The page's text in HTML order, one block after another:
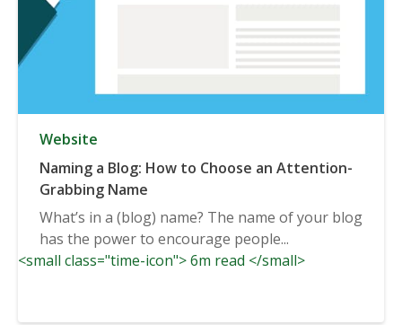
Website
Naming a Blog: How to Choose an Attention-
Grabbing Name
What’s in a (blog) name? The name of your blog
has the power to encourage people...
<small class="time-icon"> 6m read </small>